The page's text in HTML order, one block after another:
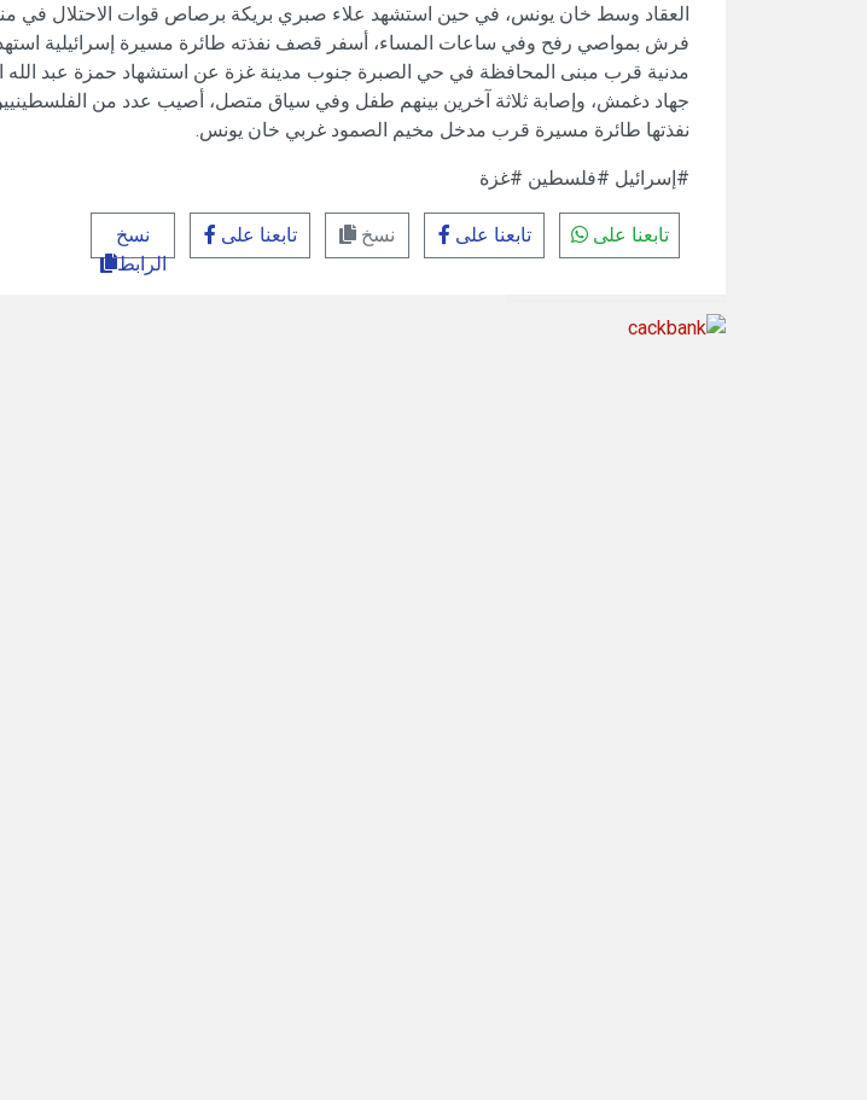
العقاد وسط خان يونس، في حين استشهد علاء صبري بريكة برصاص قوات الاحتلال في
فرش بمواصي رفح وفي ساعات المساء، أسفر قصف نفذته طائرة مسيرة إسرائيلية
مدنية قرب مبنى المحافظة في حي الصبرة جنوب مدينة غزة عن استشهاد حمزة عبد الله
جهاد دغمش، وإصابة ثلاثة آخرين بينهم طفل وفي سياق متصل، أصيب عدد من
نفذتها طائرة مسيرة قرب مدخل مخيم الصمود غربي خان يونس.
#إسرائيل #فلسطين #غزة
تابعنا على تابعنا على نسخ تابعنا على
نسخ
الرابط